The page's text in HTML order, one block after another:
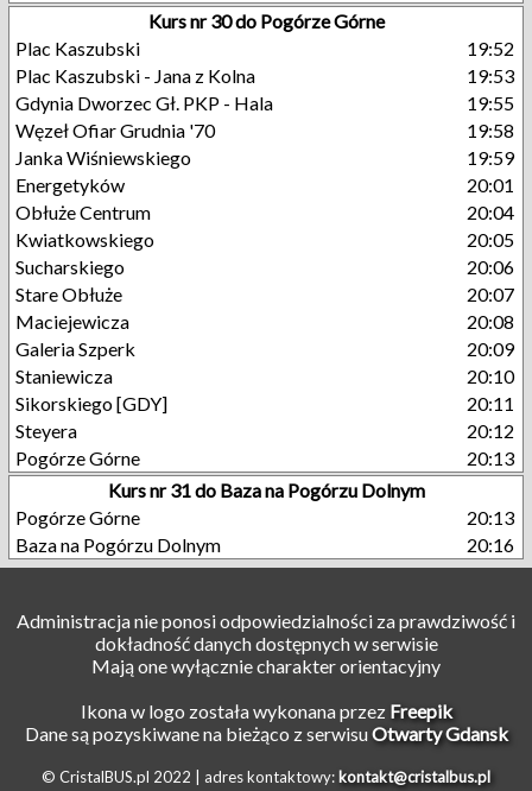
Kurs nr 30 do Pogórze Górne
Plac Kaszubski
19:52
Plac Kaszubski - Jana z Kolna
19:53
Gdynia Dworzec Gł. PKP - Hala
19:55
Węzeł Ofiar Grudnia '70
19:58
Janka Wiśniewskiego
19:59
Energetyków
20:01
Obłuże Centrum
20:04
Kwiatkowskiego
20:05
Sucharskiego
20:06
Stare Obłuże
20:07
Maciejewicza
20:08
Galeria Szperk
20:09
Staniewicza
20:10
Sikorskiego [GDY]
20:11
Steyera
20:12
Pogórze Górne
20:13
Kurs nr 31 do Baza na Pogórzu Dolnym
Pogórze Górne
20:13
Baza na Pogórzu Dolnym
20:16
Administracja nie ponosi odpowiedzialności za prawdziwość i
dokładność danych dostępnych w serwisie
Mają one wyłącznie charakter orientacyjny
Ikona w logo została wykonana przez Freepik
Dane są pozyskiwane na bieżąco z serwisuOtwarty Gdansk
© CristalBUS.pl 2022 | adres kontaktowy: kontakt@cristalbus.pl